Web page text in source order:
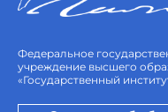
Федеральное
учреждение высшего
«Государственный